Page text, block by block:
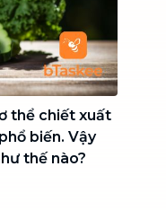
thể chiết xuất
biến. Vậy
thế nào?